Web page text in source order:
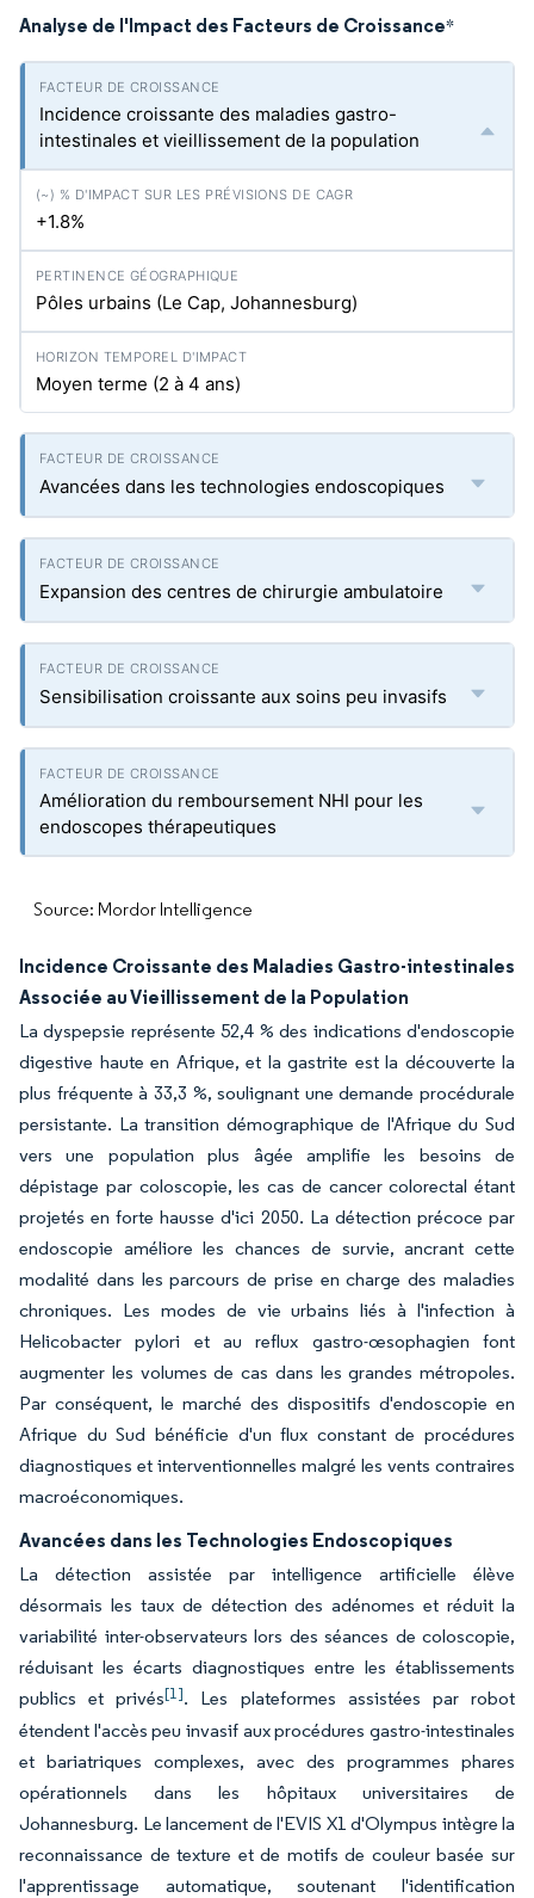
Analyse de l'Impact des Facteurs de Croissance*
Incidence croissante des maladies gastro-
intestinales et vieillissement de la population
+1.8%
Pôles urbains (Le Cap, Johannesburg)
Moyen terme (2 à 4 ans)
Avancées dans les technologies endoscopiques
Expansion des centres de chirurgie ambulatoire
Sensibilisation croissante aux soins peu invasifs
Amélioration du remboursement NHI pour les
endoscopes thérapeutiques
Source: Mordor Intelligence
Incidence Croissante des Maladies Gastro-intestinales
Associée au Vieillissement de la Population
La dyspepsie représente 52,4 % des indications d'endoscopie
digestive haute en Afrique, et la gastrite est la découverte la
plus fréquente à 33,3 %, soulignant une demande procédurale
persistante. La transition démographique de l'Afrique du Sud
vers une population plus âgée amplifie les besoins de
dépistage par coloscopie, les cas de cancer colorectal étant
projetés en forte hausse d'ici 2050. La détection précoce par
endoscopie améliore les chances de survie, ancrant cette
modalité dans les parcours de prise en charge des maladies
chroniques. Les modes de vie urbains liés à l'infection à
Helicobacter pylori et au reflux gastro-œsophagien font
augmenter les volumes de cas dans les grandes métropoles.
Par conséquent, le marché des dispositifs d'endoscopie en
Afrique du Sud bénéficie d'un flux constant de procédures
diagnostiques et interventionnelles malgré les vents contraires
macroéconomiques.
Avancées dans les Technologies Endoscopiques
La détection assistée par intelligence artificielle élève
désormais les taux de détection des adénomes et réduit la
variabilité inter-observateurs lors des séances de coloscopie,
réduisant les écarts diagnostiques entre les établissements
publics et privés[1]. Les plateformes assistées par robot
étendent l'accès peu invasif aux procédures gastro-intestinales
et bariatriques complexes, avec des programmes phares
opérationnels dans les hôpitaux universitaires de
Johannesburg. Le lancement de l'EVIS X1 d'Olympus intègre la
reconnaissance de texture et de motifs de couleur basée sur
l'apprentissage automatique, soutenant l'identification